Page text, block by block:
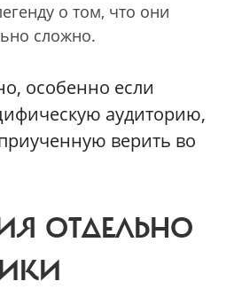
о том, что они
сложно.
особенно если
аудиторию,
верить во
ОТДЕЛЬНО